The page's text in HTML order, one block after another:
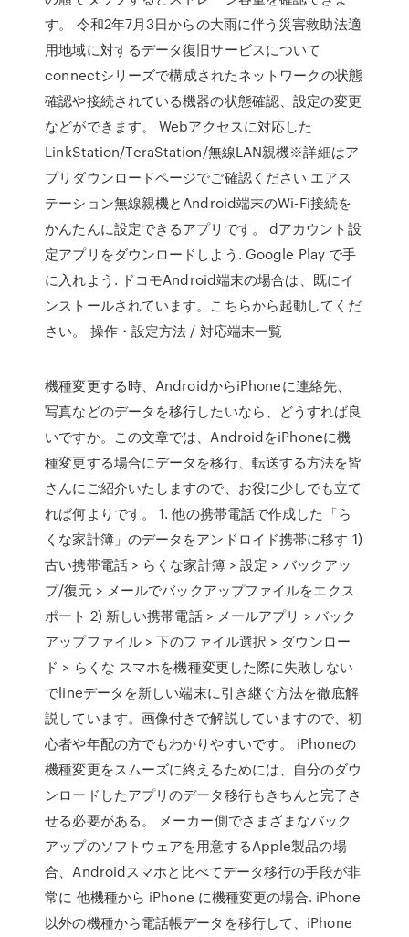
す。 令和2年7月3日からの大雨に伴う災害救助法適
用地域に対するデータ復旧サービスについて
connectシリーズで構成されたネットワークの状態
確認や接続されている機器の状態確認、設定の変更
などができます。 Webアクセスに対応した
LinkStation/TeraStation/無線LAN親機※詳細はア
プリダウンロードページでご確認ください エアス
テーション無線親機とAndroid端末のWi-Fi接続を
かんたんに設定できるアプリです。 dアカウント設
定アプリをダウンロードしよう. Google Play で手
に入れよう. ドコモAndroid端末の場合は、既にイ
ンストールされています。こちらから起動してくだ
さい。 操作・設定方法 / 対応端末一覧
機種変更する時、AndroidからiPhoneに連絡先、
写真などのデータを移行したいなら、どうすれば良
いですか。この文章では、AndroidをiPhoneに機
種変更する場合にデータを移行、転送する方法を皆
さんにご紹介いたしますので、お役に少しでも立て
れば何よりです。 1. 他の携帯電話で作成した「ら
くな家計簿」のデータをアンドロイド携帯に移す 1)
古い携帯電話 > らくな家計簿 > 設定 > バックアッ
プ/復元 > メールでバックアップファイルをエクス
ポート 2) 新しい携帯電話 > メールアプリ > バック
アップファイル > 下のファイル選択 > ダウンロー
ド > らくな スマホを機種変更した際に失敗しない
でlineデータを新しい端末に引き継ぐ方法を徹底解
説しています。画像付きで解説していますので、初
心者や年配の方でもわかりやすいです。 iPhoneの
機種変更をスムーズに終えるためには、自分のダウ
ンロードしたアプリのデータ移行もきちんと完了さ
せる必要がある。 メーカー側でさまざまなバック
アップのソフトウェアを用意するApple製品の場
合、Androidスマホと比べてデータ移行の手段が非
常に 他機種から iPhone に機種変更の場合. iPhone
以外の機種から電話帳データを移行して、iPhone